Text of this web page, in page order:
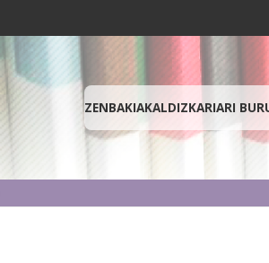
ZENBAKIAKALDIZKARIARI